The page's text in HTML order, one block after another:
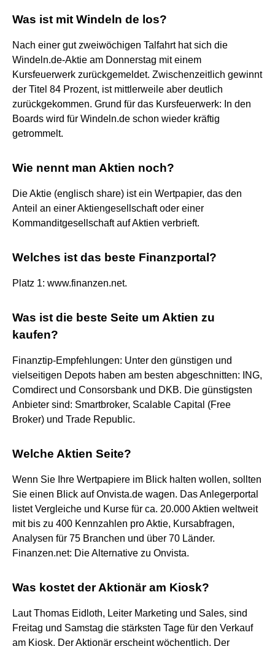
Was ist mit Windeln de los?
Nach einer gut zweiwöchigen Talfahrt hat sich die
Windeln.de-Aktie am Donnerstag mit einem
Kursfeuerwerk zurückgemeldet. Zwischenzeitlich gewinnt
der Titel 84 Prozent, ist mittlerweile aber deutlich
zurückgekommen. Grund für das Kursfeuerwerk: In den
Boards wird für Windeln.de schon wieder kräftig
getrommelt.
Wie nennt man Aktien noch?
Die Aktie (englisch share) ist ein Wertpapier, das den
Anteil an einer Aktiengesellschaft oder einer
Kommanditgesellschaft auf Aktien verbrieft.
Welches ist das beste Finanzportal?
Platz 1: www.finanzen.net.
Was ist die beste Seite um Aktien zu
kaufen?
Finanztip-Empfehlungen: Unter den günstigen und
vielseitigen Depots haben am besten abgeschnitten: ING,
Comdirect und Consorsbank und DKB. Die günstigsten
Anbieter sind: Smartbroker, Scalable Capital (Free
Broker) und Trade Republic.
Welche Aktien Seite?
Wenn Sie Ihre Wertpapiere im Blick halten wollen, sollten
Sie einen Blick auf Onvista.de wagen. Das Anlegerportal
listet Vergleiche und Kurse für ca. 20.000 Aktien weltweit
mit bis zu 400 Kennzahlen pro Aktie, Kursabfragen,
Analysen für 75 Branchen und über 70 Länder.
Finanzen.net: Die Alternative zu Onvista.
Was kostet der Aktionär am Kiosk?
Laut Thomas Eidloth, Leiter Marketing und Sales, sind
Freitag und Samstag die stärksten Tage für den Verkauf
am Kiosk. Der Aktionär erscheint wöchentlich. Der